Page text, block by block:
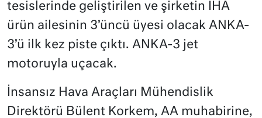
tesislerinde geliştirilen ve şirketin İHA
ürün ailesinin 3’üncü üyesi olacak ANKA-
3’ü ilk kez piste çıktı. ANKA-3 jet
motoruyla uçacak.
İnsansız Hava Araçları Mühendislik
Direktörü Bülent Korkem, AA muhabirine,